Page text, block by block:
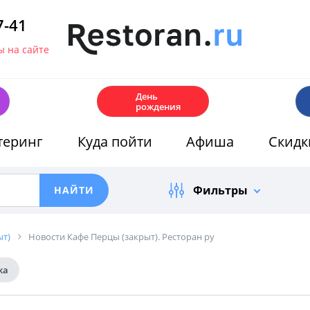
41
на сайте
День
рождения
Куда пойти Афиша
Фильтры
Новости Кафе Перцы (закрыт). Ресторан ру